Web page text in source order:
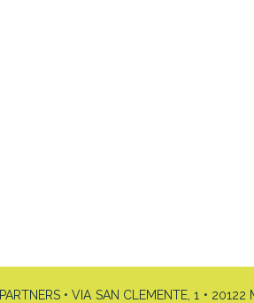
• VIA SAN CLEMENTE, 1 •